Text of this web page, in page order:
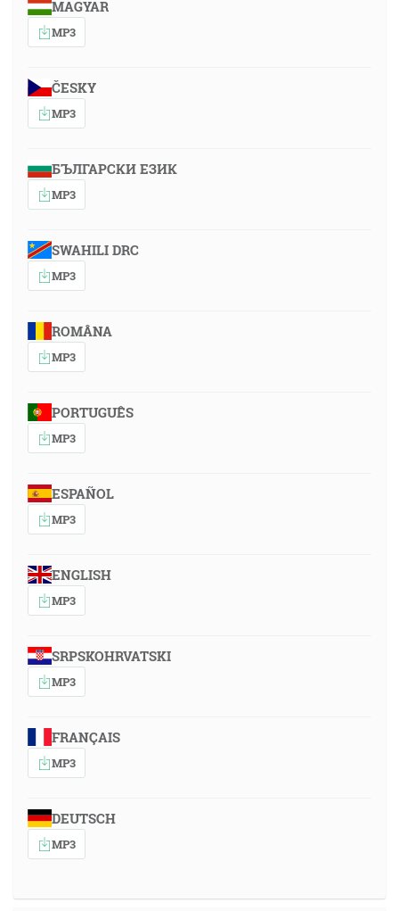
MAGYAR
MP3
ČESKY
MP3
БЪЛГАРСКИ ЕЗИК
MP3
SWAHILI DRC
MP3
ROMÂNA
MP3
PORTUGUÊS
MP3
ESPAÑOL
MP3
ENGLISH
MP3
SRPSKOHRVATSKI
MP3
FRANÇAIS
MP3
DEUTSCH
MP3